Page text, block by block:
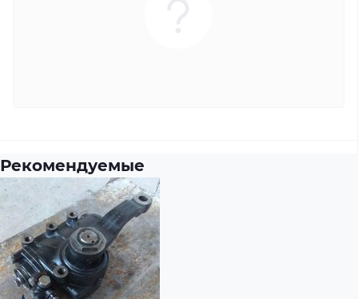
Рекомендуемые